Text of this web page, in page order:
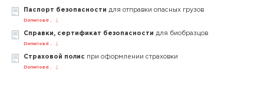
Паспорт безопасности для отправки опасных грузов
Donwload .
Справки, сертификат безопасности для биобразцов
Donwload .
Страховой полис при оформлении страховки
Donwload .